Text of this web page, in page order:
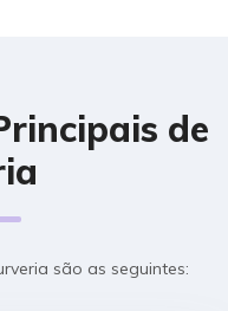
de
são as seguintes: